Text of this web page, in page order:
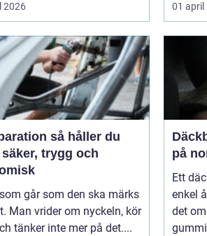
2026 01 april
så håller du
trygg och
går som den ska märks
Man vrider om nyckeln, kör
tänker inte mer på det....
Däckbyte
på
Ett
enkel
det